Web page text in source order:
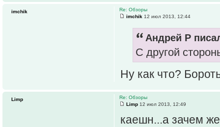
Re: Обзоры
imchik 12 июл 2013, 12:44
Андрей Р
С другой
Ну как что?
imchik
Re: Обзоры
Limp 12 июл 2013, 12:49
каешн...а зачем
Limp